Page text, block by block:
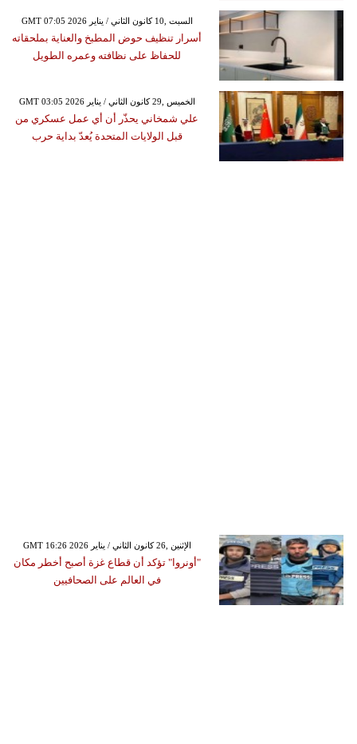
GMT 07:05 2026 السبت ,10 كانون الثاني / يناير
أسرار تنظيف حوض المطبخ والعناية بملحقاته
للحفاظ على نظافته وعمره الطويل
GMT 03:05 2026 الخميس ,29 كانون الثاني / يناير
علي شمخاني يحذّر أن أي عمل عسكري من
قبل الولايات المتحدة يُعدّ بداية حرب
GMT 16:26 2026 الإثنين ,26 كانون الثاني / يناير
"أونروا" تؤكد أن قطاع غزة أصبح أخطر مكان
في العالم على الصحافيين